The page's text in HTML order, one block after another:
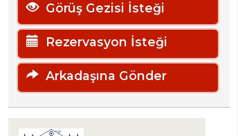
Görüş Gezisi İsteği
Rezervasyon İsteği
Arkadaşına Gönder